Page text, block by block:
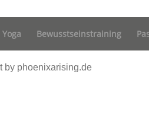
Yoga Bewusstseinstraining
by phoenixarising.de